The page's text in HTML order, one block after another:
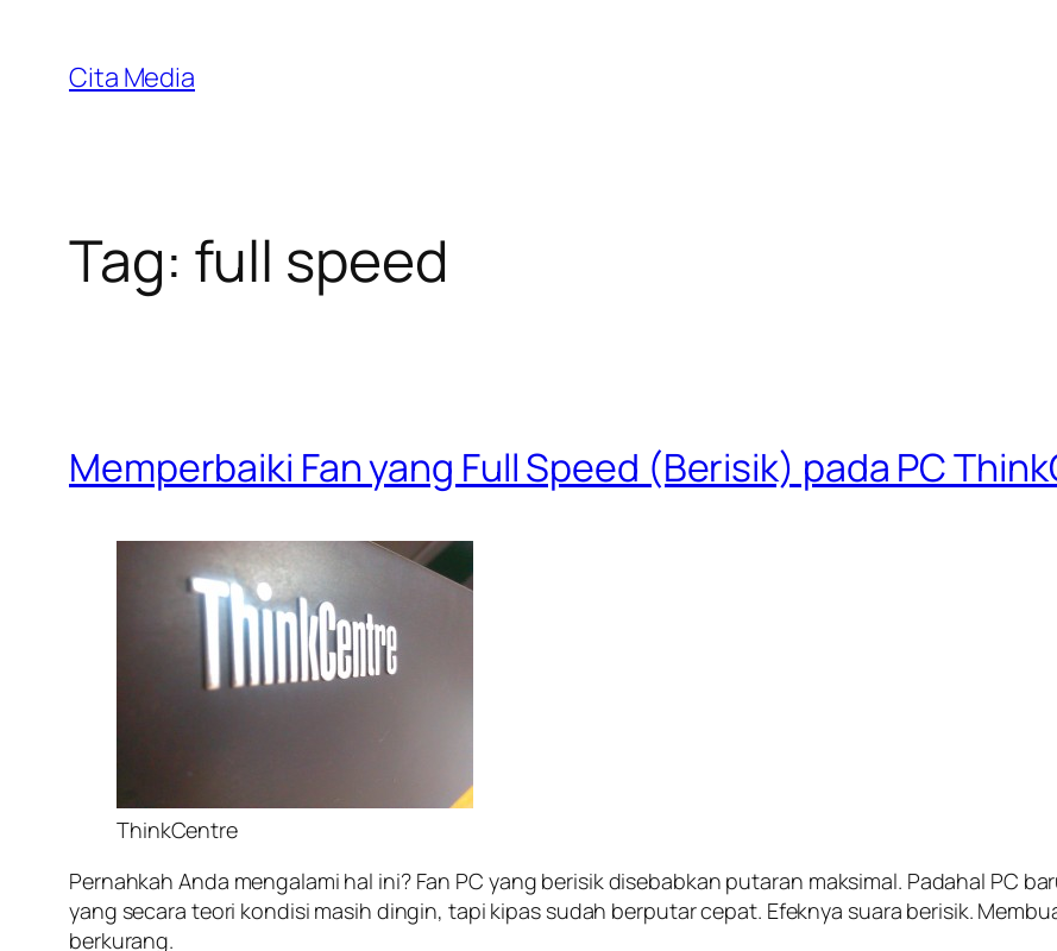
content
Cita Media
Tag: full speed
Memperbaiki Fan yang Full Speed (Berisik) pada PC
ThinkCentre
Pernahkah Anda mengalami hal ini? Fan PC yang berisik disebabkan putaran maksimal. Padahal PC
yang secara teori kondisi masih dingin, tapi kipas sudah berputar cepat. Efeknya suara berisik.
berkurang.